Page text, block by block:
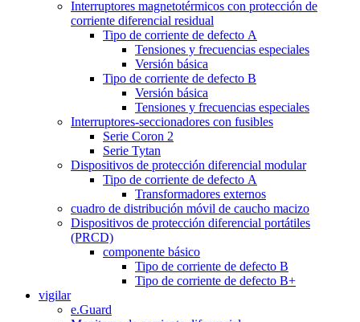
Interruptores magnetotérmicos con protección de
corriente diferencial residual
Tipo de corriente de defecto A
Tensiones y frecuencias especiales
Versión básica
Tipo de corriente de defecto B
Versión básica
Tensiones y frecuencias especiales
Interruptores-seccionadores con fusibles
Serie Coron 2
Serie Tytan
Dispositivos de protección diferencial modular
Tipo de corriente de defecto A
Transformadores externos
cuadro de distribución móvil de caucho macizo
Dispositivos de protección diferencial portátiles
(PRCD)
componente básico
Tipo de corriente de defecto B
Tipo de corriente de defecto B+
vigilar
e.Guard